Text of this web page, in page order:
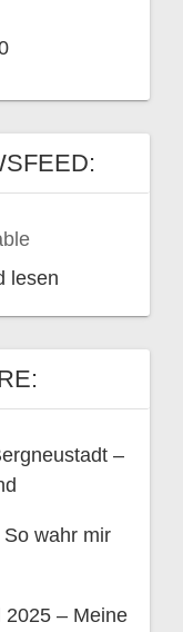
lesen
–
wahr mir
– Meine